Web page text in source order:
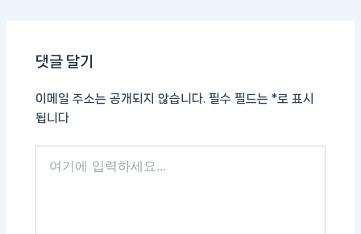
댓글 달기
이메일 주소는 공개되지 않습니다. 필수 필드는*로 표시
됩니다